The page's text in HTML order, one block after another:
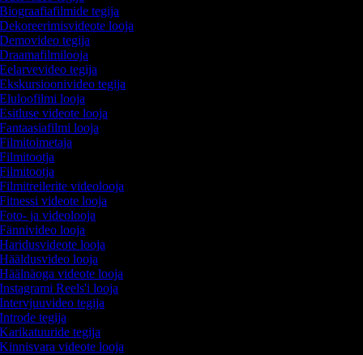
tegija
looja
tegija
tegija
tegija
looja
videote looja
looja
videolooja
videote looja
ja videolooja
looja
looja
looja
videote looja
Reels'i looja
tegija
tegija
tegija
videote looja